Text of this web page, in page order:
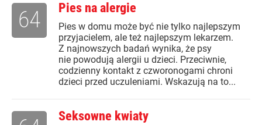
Pies na alergie
Pies w domu może być nie tylko najlepszym
przyjacielem, ale też najlepszym lekarzem.
Z najnowszych badań wynika, że psy
nie powodują alergii u dzieci. Przeciwnie,
codzienny kontakt z czworonogami chroni
dzieci przed uczuleniami. Wskazują na to...
64
Seksowne kwiaty